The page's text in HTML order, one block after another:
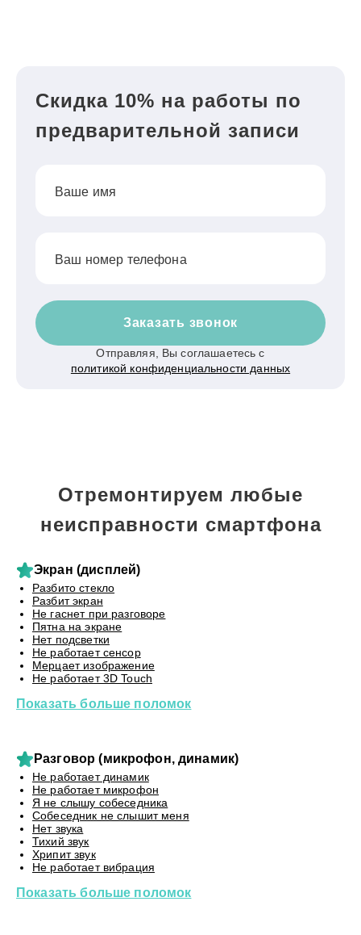
Скидка 10% на работы по
предварительной записи
Ваше имя
Ваш номер телефона
Заказать звонок
Отправляя, Вы соглашаетесь с
политикой конфиденциальности данных
Отремонтируем любые
неисправности смартфона
Экран (дисплей)
Разбито стекло
Разбит экран
Не гаснет при разговоре
Пятна на экране
Нет подсветки
Не работает сенсор
Мерцает изображение
Не работает 3D Touch
Показать больше поломок
Разговор (микрофон, динамик)
Не работает динамик
Не работает микрофон
Я не слышу собеседника
Собеседник не слышит меня
Нет звука
Тихий звук
Хрипит звук
Не работает вибрация
Показать больше поломок